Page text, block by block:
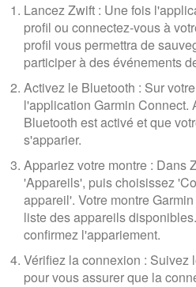
Lancez Zwift : Une fois
profil ou connectez-vous à
profil vous permettra de
participer à des événements
Activez le Bluetooth : Sur
l'application Garmin Connect.
Bluetooth est activé et que
s'apparier.
Appariez votre montre : Dans
'Appareils', puis choisissez
appareil'. Votre montre
liste des appareils
confirmez l'appariement.
Vérifiez la connexion : Suivez
pour vous assurer que la